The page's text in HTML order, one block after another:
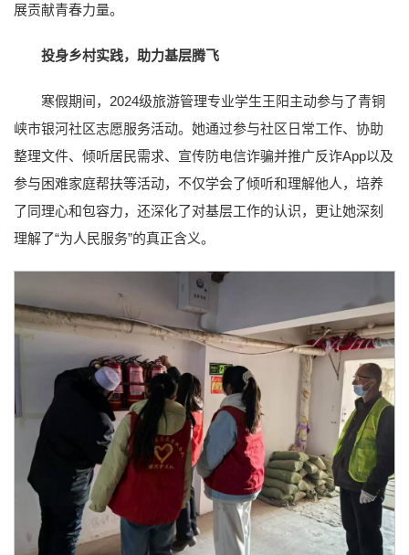
展贡献青春力量。
投身乡村实践，助力基层腾飞
寒假期间，2024级旅游管理专业学生王阳主动参与了青铜
峡市银河社区志愿服务活动。她通过参与社区日常工作、协助
整理文件、倾听居民需求、宣传防电信诈骗并推广反诈App以及
参与困难家庭帮扶等活动，不仅学会了倾听和理解他人，培养
了同理心和包容力，还深化了对基层工作的认识，更让她深刻
理解了“为人民服务”的真正含义。